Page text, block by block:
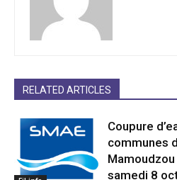
RELATED ARTICLES
Coupure
communes
Mamoudzou
samedi 8